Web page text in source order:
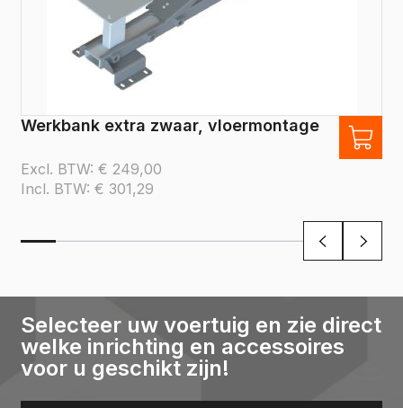
Werkbank extra zwaar, vloermontage
Excl. BTW: € 249,00
Incl. BTW: € 301,29
Selecteer uw voertuig en zie direct
welke inrichting en accessoires
voor u geschikt zijn!